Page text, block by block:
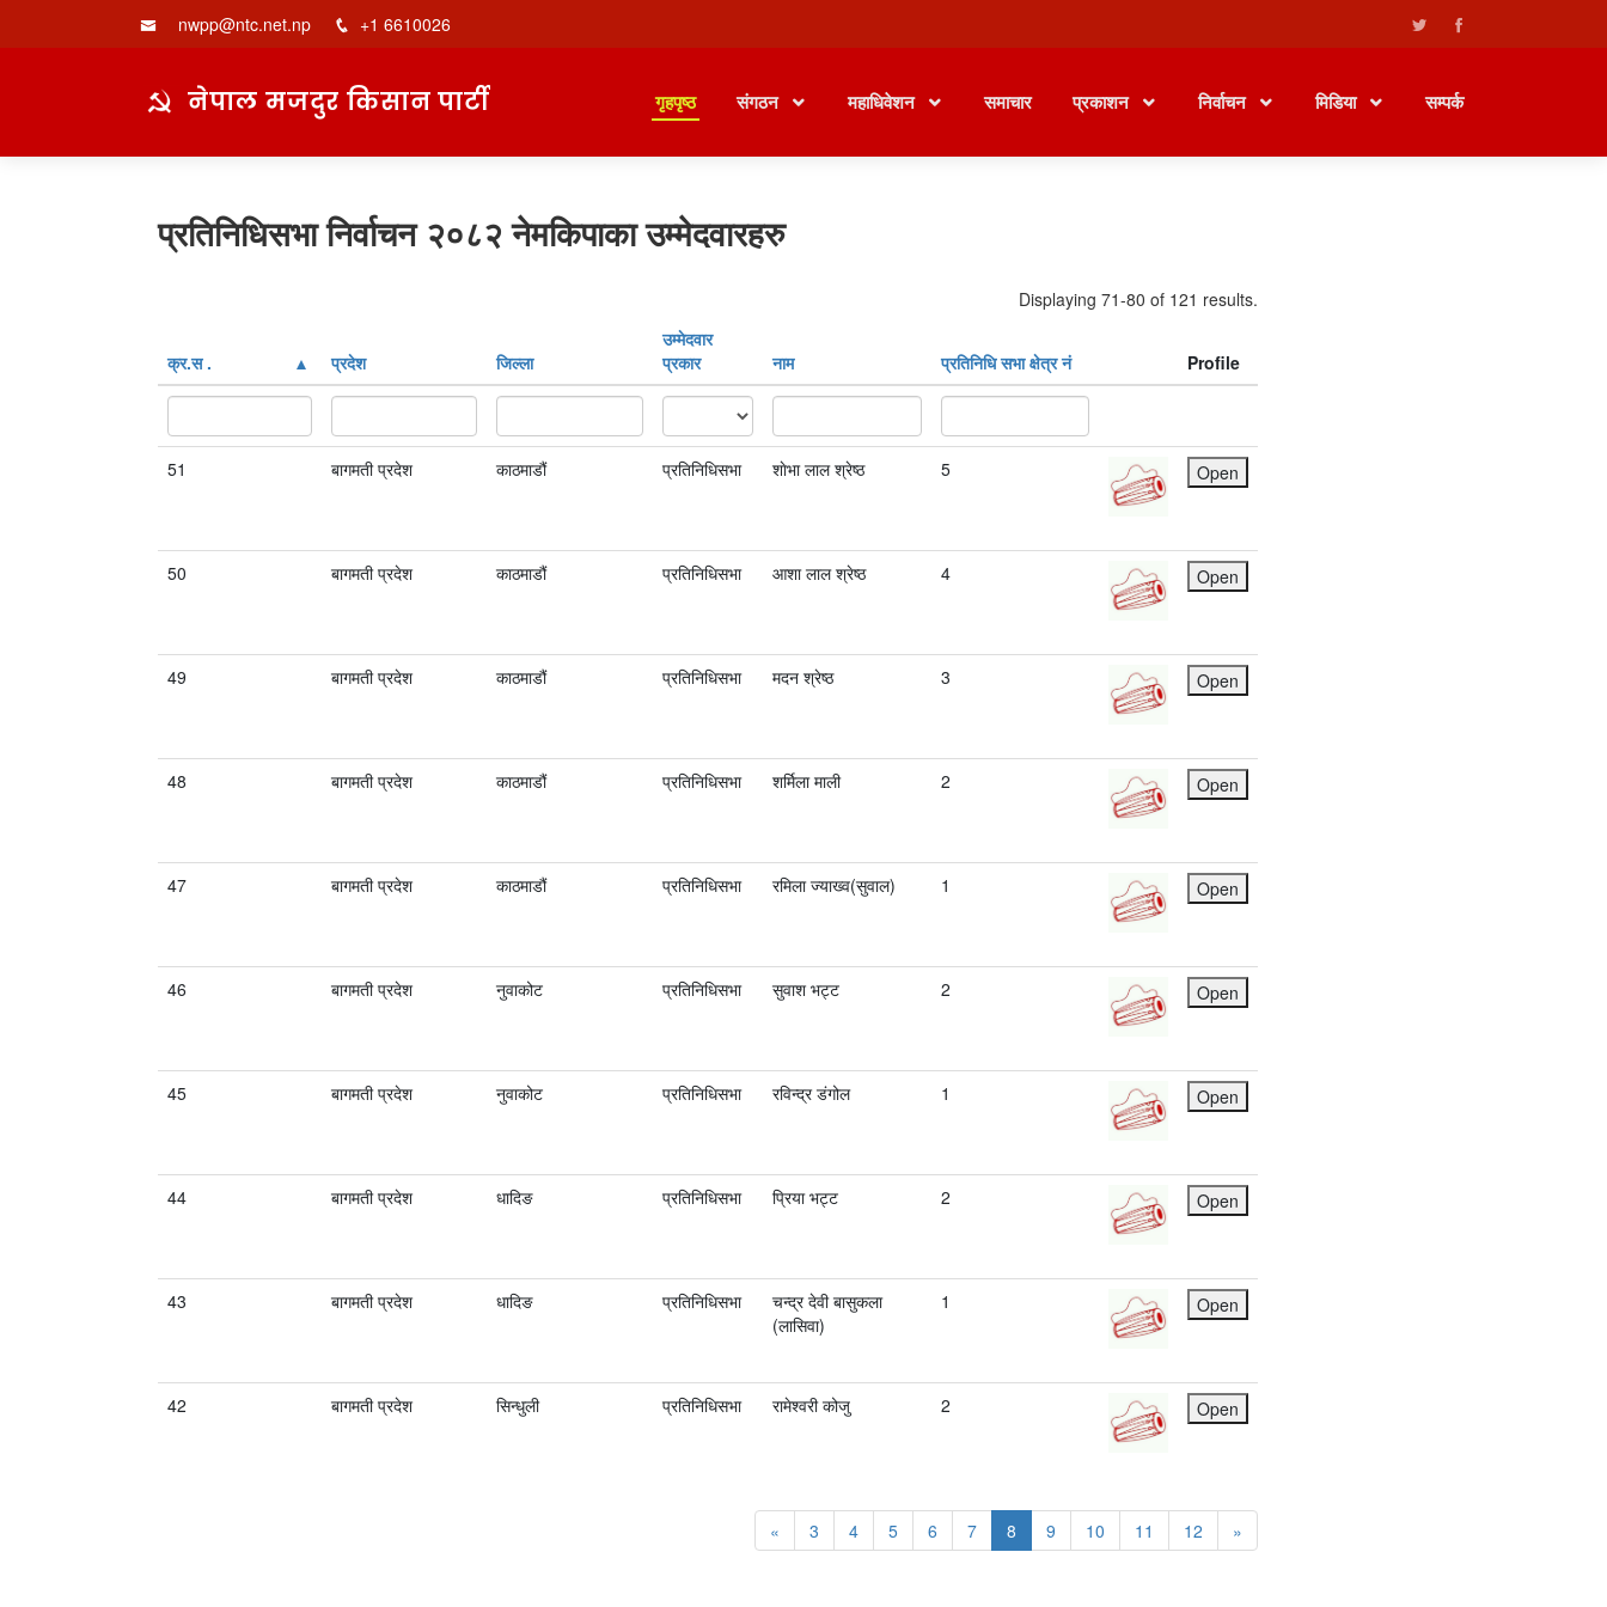
nwpp@ntc.net.np +1 6610026
नेपाल मजदुर किसान पार्टी गृहपृष्ठ संगठन महाधिवेशन समाचार प्रकाशन निर्वाचन मिडिया सम्पर्क
प्रतिनिधिसभा निर्वाचन २०८२ नेमकिपाका उम्मेदवारहरु
Displaying 71-80 of 121 results.
क्र‍.स‌ . प्रदेश जिल्ला
उम्मेदवार
प्रकार
नाम प्रतिनिधि सभा क्षेत्र नं Profile
51 बागमती प्रदेश काठमाडौं प्रतिनिधिसभा शाेभा लाल श्रेष्ठ 5 Open
50 बागमती प्रदेश काठमाडौं प्रतिनिधिसभा आशा लाल श्रेष्‍ठ 4 Open
49 बागमती प्रदेश काठमाडौं प्रतिनिधिसभा मदन श्रेष्ठ 3 Open
48 बागमती प्रदेश काठमाडौं प्रतिनिधिसभा शर्मिला माली 2 Open
47 बागमती प्रदेश काठमाडौं प्रतिनिधिसभा रमिला ज्याख्व(सुवाल) 1 Open
46 बागमती प्रदेश नुवाकोट प्रतिनिधिसभा सुवाश भट्ट 2 Open
45 बागमती प्रदेश नुवाकोट प्रतिनिधिसभा रविन्द्र डंगोल 1 Open
44 बागमती प्रदेश धादिङ प्रतिनिधिसभा प्रिया भट्ट 2 Open
43 बागमती प्रदेश धादिङ प्रतिनिधिसभा
चन्द्र देवी बासुकला
(लासिवा)
1 Open
42 बागमती प्रदेश सिन्धुली प्रतिनिधिसभा रामेश्‍वरी कोजु 2 Open
« 3 4 5 6 7 8 9 10 11 12 »